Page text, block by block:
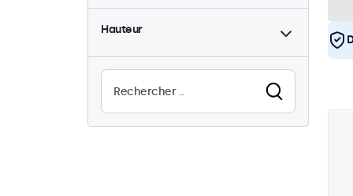
Rétro-éclairage ajustable
Lisible au soleil
1
Résistant à l'eau (IP65)
4
Résistant à la poussière
Hauteur